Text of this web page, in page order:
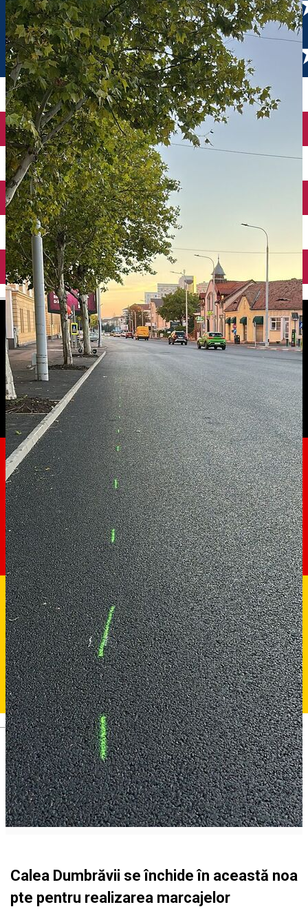
English
Deutsch
Calea Dumbrăvii se închide în această noa
pte pentru realizarea marcajelor